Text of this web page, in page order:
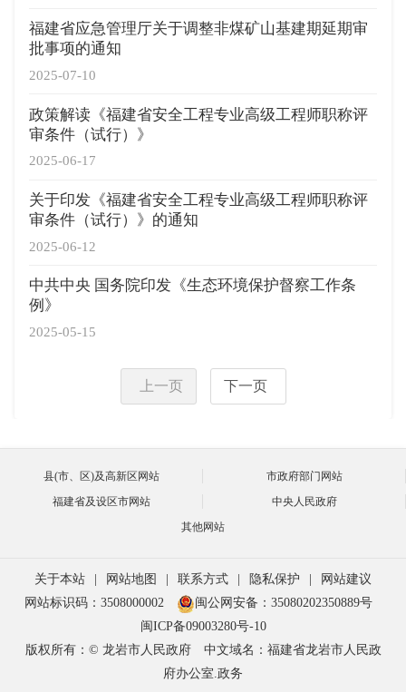
2025-07-10
福建省应急管理厅关于调整非煤矿山基建期延期审
批事项的通知
2025-06-17
政策解读《福建省安全工程专业高级工程师职称评
审条件（试行）》
2025-06-12
关于印发《福建省安全工程专业高级工程师职称评
审条件（试行）》的通知
2025-05-15
中共中央 国务院印发《生态环境保护督察工作条
例》
上一页 下一页
县(市、区)及高新区网站
市政府部门网站
福建省及设区市网站
中央人民政府
其他网站
关于本站 网站地图 联系方式 隐私保护
网站建议
网站标识码：3508000002
闽公网安备：35080202350889号
闽ICP备09003280号-10
版权所有：© 龙岩市人民政府
中文域名：福建省龙岩市人民政
府办公室.政务